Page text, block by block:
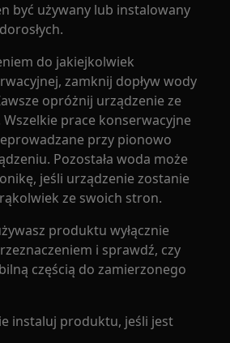
być używany lub instalowany
do jakiejkolwiek
zamknij dopływ wody
opróżnij urządzenie ze
prace konserwacyjne
przy pionowo
Pozostała woda może
jeśli urządzenie zostanie
ze swoich stron.
produktu wyłącznie
i sprawdź, czy
częścią do zamierzonego
instaluj produktu, jeśli jest